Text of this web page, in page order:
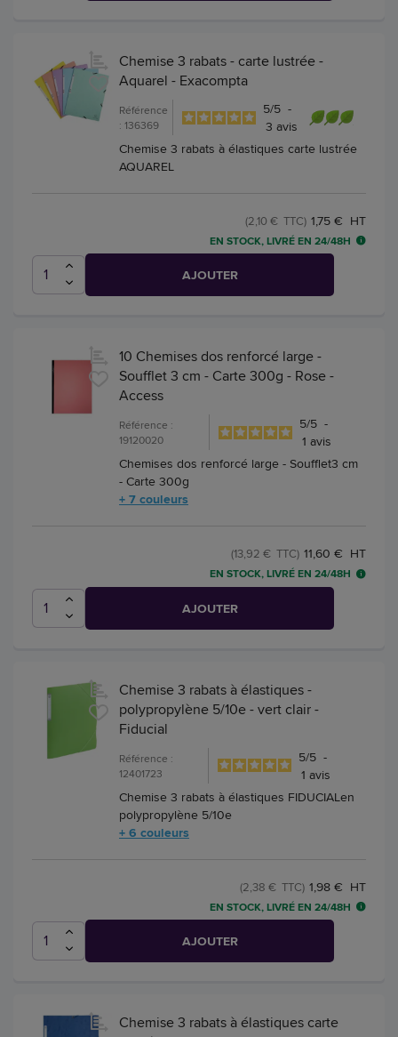
Chemise 3 rabats - carte lustrée -
Aquarel - Exacompta
Référence
: 136369
5/5 -
3 avis
Chemise 3 rabats à élastiques carte lustrée
AQUAREL
1,75 € HT
(2,10 € TTC)
EN STOCK, LIVRÉ EN 24/48H
AJOUTER
10 Chemises dos renforcé large -
Soufflet 3 cm - Carte 300g - Rose -
Access
Référence :
19120020
5/5 -
1 avis
Chemises dos renforcé large - Soufflet3 cm
- Carte 300g
+ 7 couleurs
11,60 € HT
(13,92 € TTC)
EN STOCK, LIVRÉ EN 24/48H
AJOUTER
Chemise 3 rabats à élastiques -
polypropylène 5/10e - vert clair -
Fiducial
Référence :
12401723
5/5 -
1avis
Chemise 3 rabats à élastiques FIDUCIALen
polypropylène 5/10e
+ 6 couleurs
1,98 € HT
(2,38 € TTC)
EN STOCK, LIVRÉ EN 24/48H
AJOUTER
Chemise 3 rabats à élastiques carte